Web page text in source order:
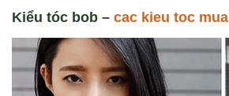
Kiểu tóc bob – cac kieu toc